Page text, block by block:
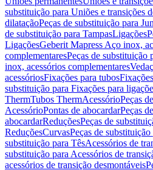
substituição para Uniões e transições
dilataçãoPeças de substituição para
de substituição para TampasLigações
LigaçõesGeberit Mapress Aço inox,
complementaresPeças de substituição
inox, acessórios complementares
acessóriosFixações para tubos
substituição para Fixações para
ThermTubos ThermAcessórioPeças
AcessórioPontas de abocardarPeças
abocardarReduçõesPeças de
ReduçõesCurvasPeças de
substituição para TêsAcessórios de
substituição para Acessórios de
acessórios de transição desmontáveis